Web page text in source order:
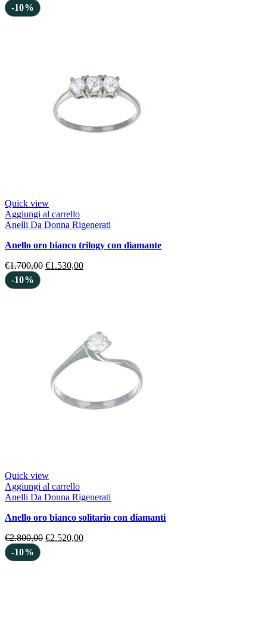
-10%
Quick view
Aggiungi al carrello
Anelli Da Donna Rigenerati
anello oro bianco trilogy con diamante
€1.700,00 €1.530,00
-10%
Quick view
Aggiungi al carrello
Anelli Da Donna Rigenerati
anello oro bianco solitario con diamanti
€2.800,00 €2.520,00
-10%